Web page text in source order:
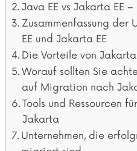
Java EE vs Jakarta EE
Zusammenfassung der
EE und Jakarta EE
Die Vorteile von Jakarta
Worauf sollten Sie
auf Migration nach
Tools und Ressourcen
Jakarta
Unternehmen, die